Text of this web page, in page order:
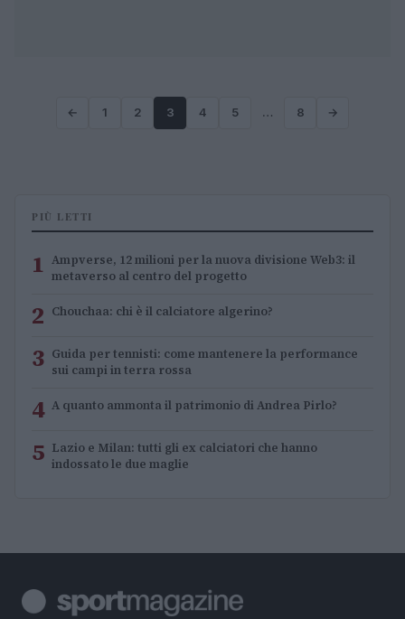
← 1 2 3 4 5 … 8 →
PIÙ LETTI
1 Ampverse, 12 milioni per la nuova divisione Web3: il
metaverso al centro del progetto
2 Chouchaa: chi è il calciatore algerino?
3 Guida per tennisti: come mantenere la performance
sui campi in terra rossa
4 A quanto ammonta il patrimonio di Andrea Pirlo?
5 Lazio e Milan: tutti gli ex calciatori che hanno
indossato le due maglie